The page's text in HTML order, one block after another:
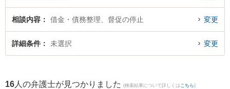
などが注目されています。『福島県で土日や夜間に発生した督促の停止のトラ
ブルを今すぐに弁護士に相談したい』『督促の停止のトラブル解決の実績豊富
な近くの弁護士を検索したい』『初回相談無料で督促の停止を法律相談できる
相談内容 借金・債務整理、督促の停止 変更
詳細条件 未選択 変更
16 人の弁護士が見つかりました (検索結果について詳しくは こちら)